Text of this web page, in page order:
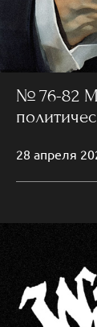
№ 76-82
28 апреля